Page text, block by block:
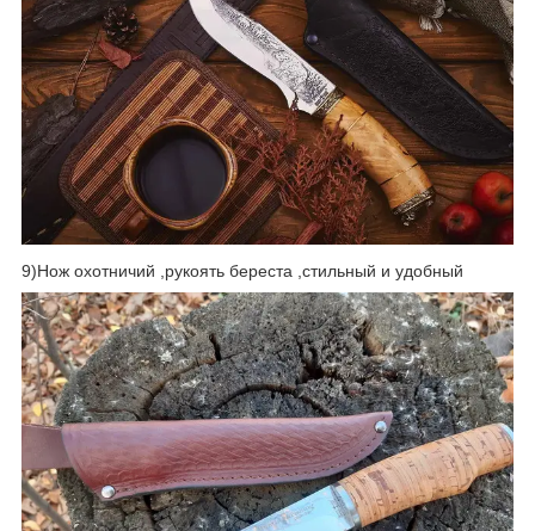
9)Нож охотничий ,рукоять береста ,стильный и удобный